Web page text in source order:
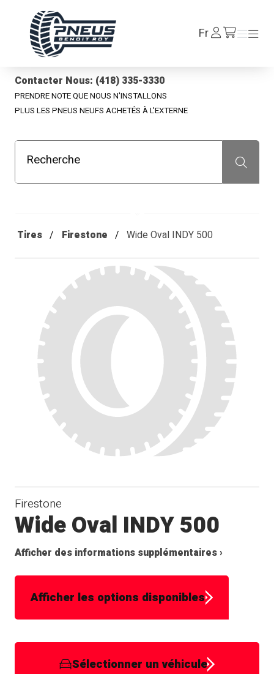
FrSe
connecter/fr/cart
Menu
Menu
Contacter Nous: (418) 335-3330
PRENDRE NOTE QUE NOUS N'INSTALLONS
PLUS LES PNEUS NEUFS ACHETÉS À L'EXTERNE
Recherche Recherche
Tires Firestone Wide Oval INDY 500
Firestone
Wide Oval INDY 500
Afficher des informations supplémentaires ›
Afficher les options disponibles
Sélectionner un véhicule